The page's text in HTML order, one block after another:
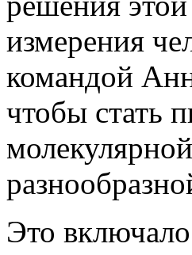
измерения
командой
чтобы стать
Это